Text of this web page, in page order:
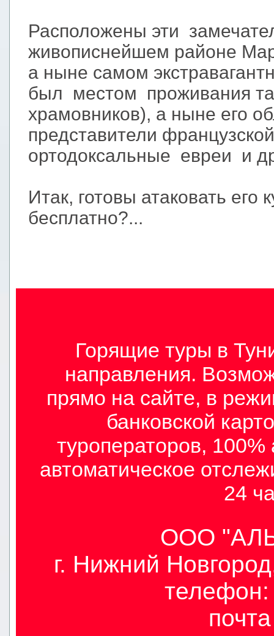
Расположены эти
живописнейшем районе
а ныне самом
был местом проживания
храмовников), а ныне его
представители
ортодоксальные евреи и
Итак, готовы атаковать
бесплатно?...
Горящие туры в
направления.
прямо на сайте, в
банковской
туроператоров,
автоматическое
24
ООО
г. Нижний
телефон: